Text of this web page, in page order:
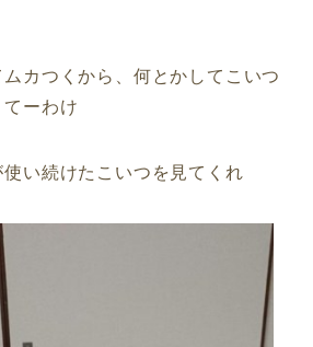
カつくから、 何とかしてこいつ
ーわけ
い続けたこいつを見てくれ